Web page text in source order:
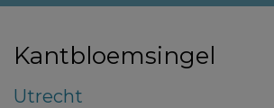
Kantbloemsingel
Utrecht